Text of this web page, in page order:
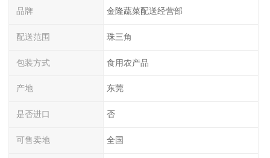
品牌 金隆蔬菜配送经营部
配送范围 珠三角
包装方式 食用农产品
产地 东莞
是否进口 否
可售卖地 全国